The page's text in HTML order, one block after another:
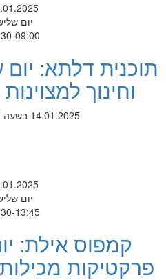
יום
09:00
תוכנית דלתא: יום
וחינוך
14.01.2025 בשעה 13:30-09:00
יום
13:45
קמפוס אילת:
פרקטיקות